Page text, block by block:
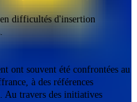
difficultés d'insertion
ont souvent été confrontées au
à des références
Au travers des initiatives